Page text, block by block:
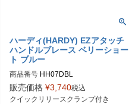
ハーディ(HARDY) EZアタッチ
ハンドルブレース ベリーショー
ト ブルー
商品番号 HH07DBL
Plot型番：P051-6083
販売価格 ¥3,740税込
クイックリリースクランプ付き